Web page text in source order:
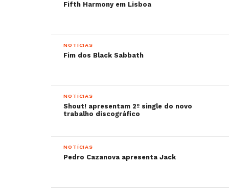
Fifth Harmony em Lisboa
NOTÍCIAS
Fim dos Black Sabbath
NOTÍCIAS
Shout! apresentam 2º single do novo
trabalho discográfico
NOTÍCIAS
Pedro Cazanova apresenta Jack